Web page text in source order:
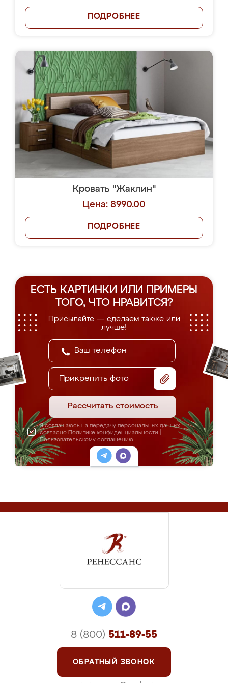
ПОДРОБНЕЕ
Кровать "Жаклин"
Цена: 8990.00
ПОДРОБНЕЕ
ЕСТЬ КАРТИНКИ ИЛИ ПРИМЕРЫ
ТОГО, ЧТО НРАВИТСЯ?
Присылайте — сделаем также или
лучше!
Прикрепить фото
Рассчитать стоимость
Я соглашаюсь на передачу персональных данных
согласно Политике конфиденциальности
Пользовательскому соглашению
8 (800) 511-89-55
ОБРАТНЫЙ ЗВОНОК